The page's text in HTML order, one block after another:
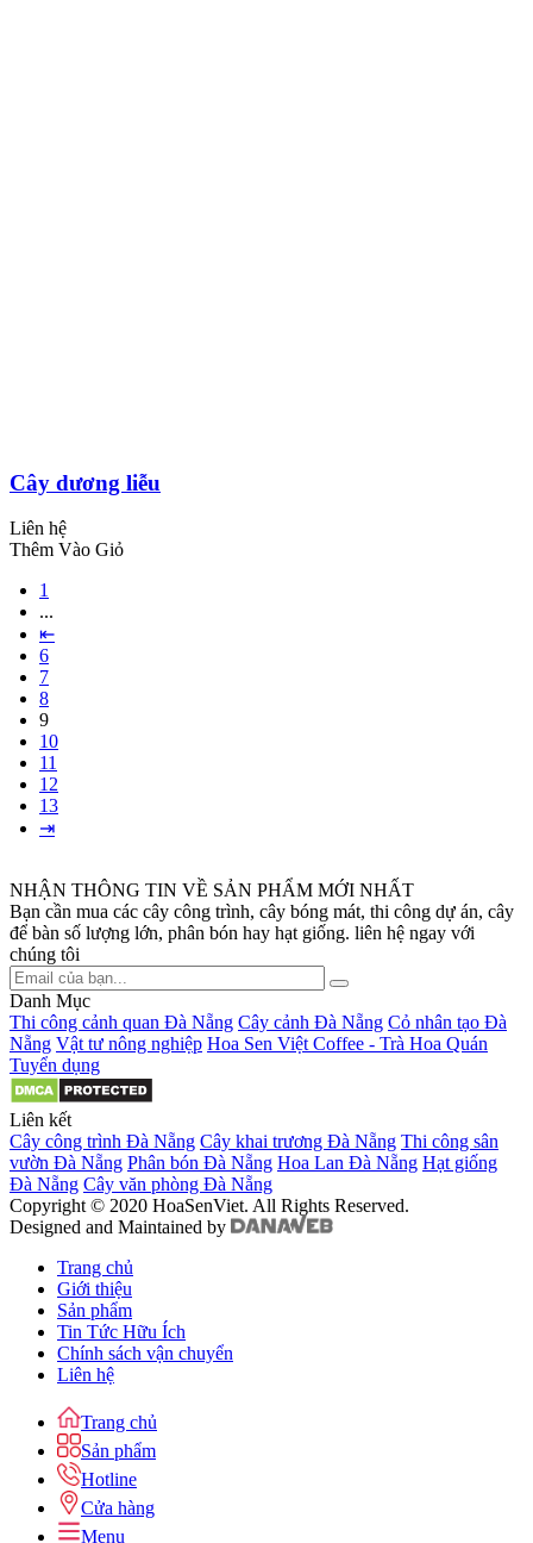
Cây dương liễu
Liên hệ
Thêm Vào Giỏ
1
...
⇤
6
7
8
9
10
11
12
13
⇥
NHẬN THÔNG TIN VỀ SẢN PHẨM MỚI NHẤT
Bạn cần mua các cây công trình, cây bóng mát, thi công dự án, cây
để bàn số lượng lớn, phân bón hay hạt giống. liên hệ ngay với
chúng tôi
Danh Mục
Thi công cảnh quan Đà Nẵng Cây cảnh Đà Nẵng Cỏ nhân tạo Đà
Nẵng Vật tư nông nghiệp Hoa Sen Việt Coffee - Trà Hoa Quán
Tuyển dụng
Liên kết
Cây công trình Đà Nẵng Cây khai trương Đà Nẵng Thi công sân
vườn Đà Nẵng Phân bón Đà Nẵng Hoa Lan Đà Nẵng Hạt giống
Đà Nẵng Cây văn phòng Đà Nẵng
Copyright © 2020 HoaSenViet. All Rights Reserved.
Designed and Maintained by
Trang chủ
Giới thiệu
Sản phẩm
Tin Tức Hữu Ích
Chính sách vận chuyển
Liên hệ
Trang chủ
Sản phẩm
Hotline
Cửa hàng
Menu